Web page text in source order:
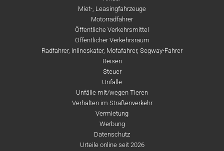
Miet-, Leasingfahrzeuge
Motorradfahrer
Öffentliche Verkehrsmittel
Öffentlicher Verkehrsraum
Radfahrer, Inlineskater, Mofafahrer, Segway-Fahrer
Reisen
Steuer
Unfälle
Unfälle mit/wegen Tieren
Verhalten im Straßenverkehr
Vermietung
Werbung
Datenschutz
Urteile online seit 2026